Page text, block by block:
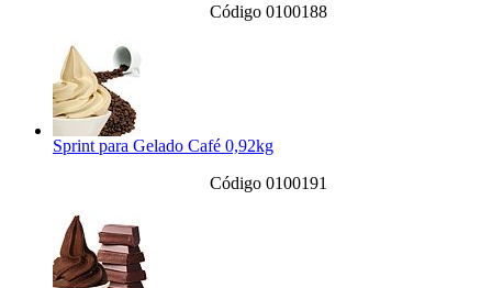
Código 0100188
Sprint para Gelado Café 0,92kg
Código 0100191